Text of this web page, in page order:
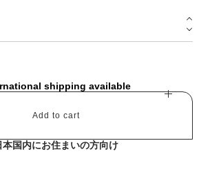
shipping available
Add to cart
本国内にお住まいの方向け